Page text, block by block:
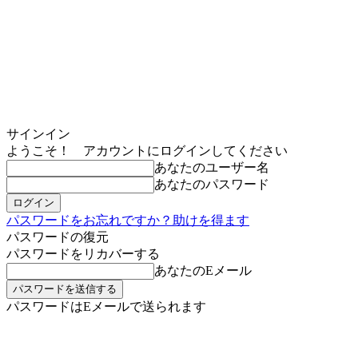
サインイン
ようこそ！ アカウントにログインしてください
あなたのユーザー名
あなたのパスワード
パスワードをお忘れですか？助けを得ます
パスワードの復元
パスワードをリカバーする
あなたのEメール
パスワードはEメールで送られます